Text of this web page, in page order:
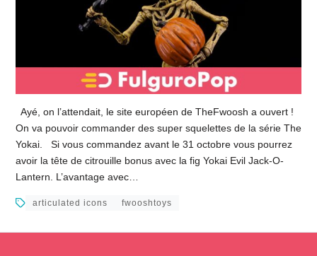
Ayé, on l’attendait, le site européen de TheFwoosh a ouvert !
On va pouvoir commander des super squelettes de la série The
Yokai. Si vous commandez avant le 31 octobre vous pourrez
avoir la tête de citrouille bonus avec la fig Yokai Evil Jack-O-
Lantern. L’avantage avec…
articulated icons fwooshtoys